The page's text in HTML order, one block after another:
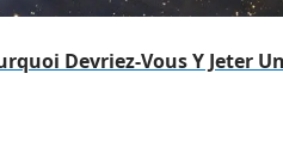
Devriez-Vous Y Jeter